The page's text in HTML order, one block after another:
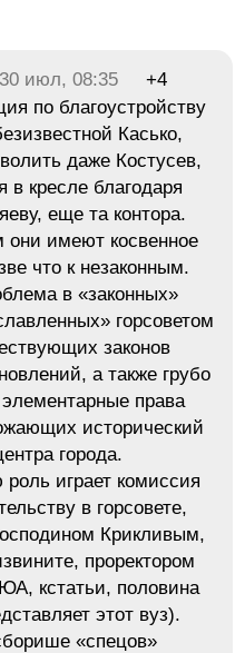
30 июл, 08:35
+4
по благоустройству
Касько,
даже Костусев,
в кресле благодаря
еще та контора.
они имеют косвенное
что к незаконным.
в «законных»
горсоветом
законов
а также грубо
права
исторический
города.
роль играет комиссия
в горсовете,
Крикливым,
проректором
кстатьи, половина
этот вуз).
«спецов»